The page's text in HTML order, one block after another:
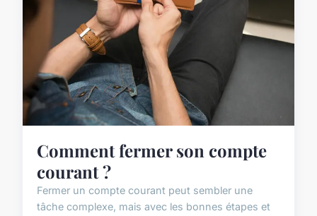
Comment fermer son compte
courant ?
Fermer un compte courant peut sembler une
tâche complexe, mais avec les bonnes étapes et